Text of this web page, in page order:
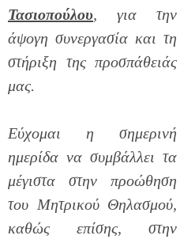
Τασιοπούλου, για την
άψογη συνεργασία και τη
στήριξη της προσπάθειάς
μας.
Εύχομαι η σημερινή
ημερίδα να συμβάλλει τα
μέγιστα στην προώθηση
του Μητρικού Θηλασμού,
καθώς επίσης, στην